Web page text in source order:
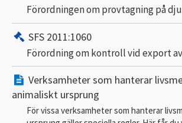
Förordningen om provtagning på
SFS 2011:1060
Förordning om kontroll vid export
Verksamheter som hanterar
animaliskt ursprung
För vissa verksamheter som hanterar